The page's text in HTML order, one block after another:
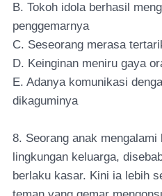
B. Tokoh idola berhasil
penggemarnya
C. Seseorang merasa
D. Keinginan meniru gaya
E. Adanya komunikasi
dikaguminya
8. Seorang anak
lingkungan keluarga,
berlaku kasar. Kini ia lebih